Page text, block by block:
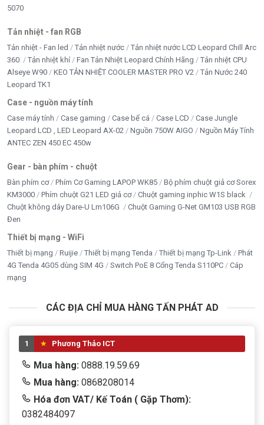
5070
Tản nhiệt - fan RGB
Tản nhiệt - Fan led Tản nhiệt nước
Tản nhiệt nước LCD Leopard Chill Arc
360
Tản nhiệt khí Fan Tản Nhiệt Leopard Chính Hãng
Tản nhiệt CPU
Alseye W90
KEO TẢN NHIỆT COOLER MASTER PRO V2
Tản Nước 240
Leopard TK1
Case - nguồn máy tính
Case máy tính Case gaming Case bể cá Case LCD
Case Jungle
Leopard LCD , LED Leopard AX-02
Nguồn 750W AIGO
Nguồn Máy Tính
ANTEC ZEN 450 EC 450w
Gear - bàn phím - chuột
Bàn phím cơ Phím Cơ Gaming LAPOP WK85
Bộ phím chuột giả cơ Sorex
KM3000
Phím chuột G21 LED giả cơ
Chuột gaming inphic W1S black
Chuột không dây Dare-U Lm106G
Chuột Gaming G-Net GM103 USB RGB
Đen
Thiết bị mạng - WiFi
Thiết bị mạng Ruijie Thiết bị mạng Tenda Thiết bị mạng Tp-Link
Phát
4G Tenda 4G05 dùng SIM 4G
Switch PoE 8 Cổng Tenda S110PC
Cáp
mạng
CÁC ĐỊA CHỈ MUA HÀNG TẤN PHÁT AD
1 Phương Thảo ICT
Mua hàng: 0888.19.59.69
Mua hàng: 0868208014
Hóa đơn VAT/ Kế Toán ( Gặp Thơm):
0382484097